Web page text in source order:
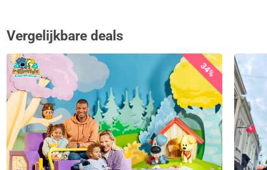
Vergelijkbare deals
34%